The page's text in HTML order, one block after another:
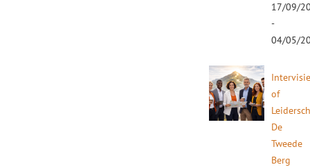
17/09/
-
04/05/
of
De
Tweede
Berg